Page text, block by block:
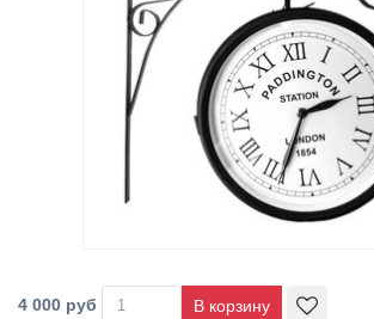
4 000 руб